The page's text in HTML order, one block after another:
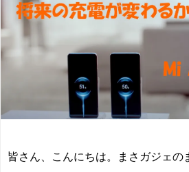
皆さん、こんにちは。まさガジェの